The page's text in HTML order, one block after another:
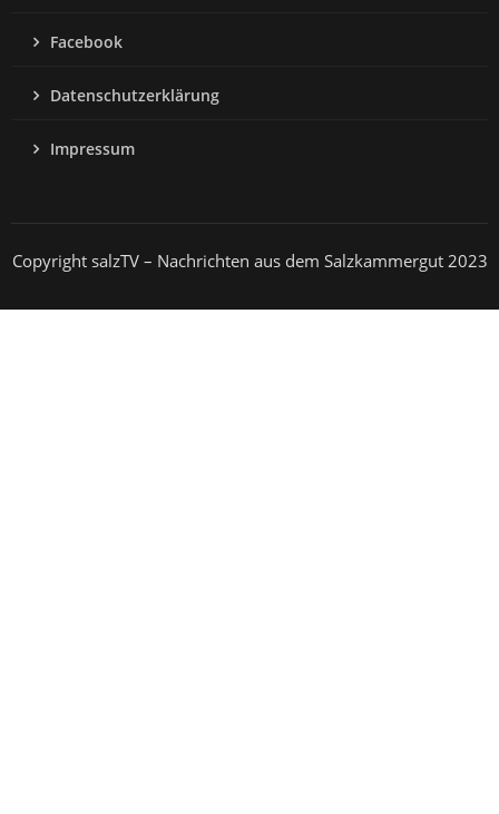
Facebook
Datenschutzerklärung
Impressum
Copyright salzTV – Nachrichten aus dem Salzkammergut 2023